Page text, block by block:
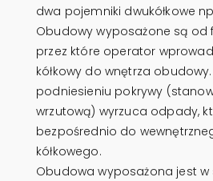
dwa pojemniki dwukółkowe
Obudowy wyposażone są od
przez które operator
kółkowy do wnętrza
podniesieniu pokrywy
wrzutową) wyrzuca odpady,
bezpośrednio do
kółkowego.
Obudowa wyposażona jest